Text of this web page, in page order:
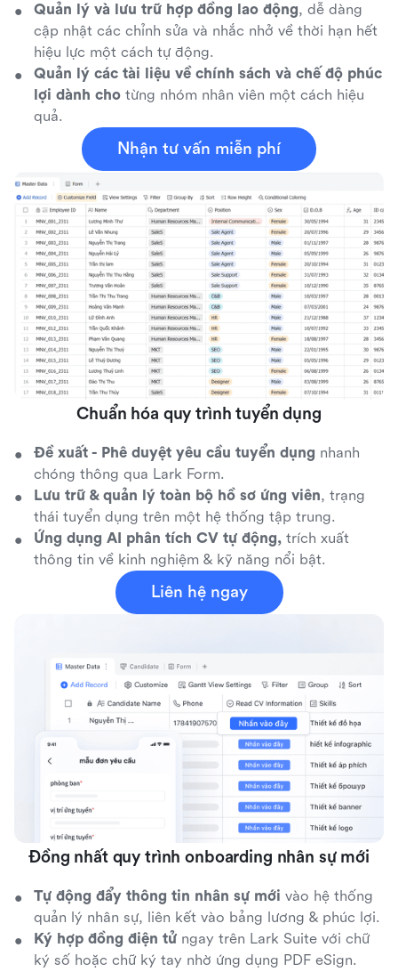
Quản lý và lưu trữ hợp đồng lao động, dễ dàng
cập nhật các chỉnh sửa và nhắc nhở về thời hạn hết
hiệu lực một cách tự động.
Quản lý các tài liệu về chính sách và chế độ phúc
lợi dành cho từng nhóm nhân viên một cách hiệu
quả.
Nhận tư vấn miễn phí
Chuẩn hóa quy trình tuyển dụng
Đề xuất - Phê duyệt yêu cầu tuyển dụng nhanh
chóng thông qua Lark Form.
Lưu trữ & quản lý toàn bộ hồ sơ ứng viên, trạng
thái tuyển dụng trên một hệ thống tập trung.
Ứng dụng AI phân tích CV tự động, trích xuất
thông tin về kinh nghiệm & kỹ năng nổi bật.
Liên hệ ngay
Đồng nhất quy trình onboarding nhân sự mới
Tự động đẩy thông tin nhân sự mới vào hệ thống
quản lý nhân sự, liên kết vào bảng lương & phúc lợi.
Ký hợp đồng điện tử ngay trên Lark Suite với chữ
ký số hoặc chữ ký tay nhờ ứng dụng PDF eSign.